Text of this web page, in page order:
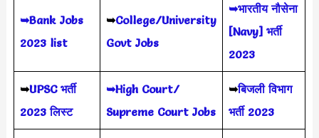
➥Bank Jobs
2023 list
➥College/University
Govt Jobs
➥भारतीय नौसेना
[Navy] भर्ती
2023
➥UPSC भर्ती
2023 लिस्ट
➥High Court/
Supreme Court Jobs
➥बिजली विभाग
भर्ती 2023